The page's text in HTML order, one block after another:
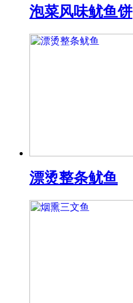
泡菜风味鱿鱼饼
漂烫整条鱿鱼